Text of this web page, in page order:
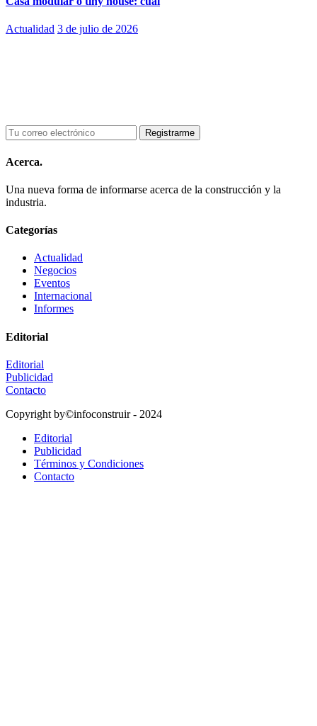
Actualidad 3 de julio de 2026
Acerca.
Una nueva forma de informarse acerca de la construcción y la
industria.
Categorías
Actualidad
Negocios
Eventos
Internacional
Informes
Editorial
Editorial
Publicidad
Contacto
Copyright by©infoconstruir - 2024
Editorial
Publicidad
Términos y Condiciones
Contacto